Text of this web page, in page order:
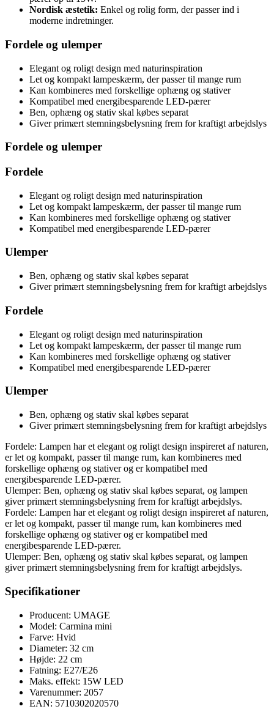
Nordisk æstetik: Enkel og rolig form, der passer ind i
moderne indretninger.
Fordele og ulemper
Elegant og roligt design med naturinspiration
Let og kompakt lampeskærm, der passer til mange rum
Kan kombineres med forskellige ophæng og stativer
Kompatibel med energibesparende LED-pærer
Ben, ophæng og stativ skal købes separat
Giver primært stemningsbelysning frem for kraftigt arbejdslys
Fordele og ulemper
Fordele
Elegant og roligt design med naturinspiration
Let og kompakt lampeskærm, der passer til mange rum
Kan kombineres med forskellige ophæng og stativer
Kompatibel med energibesparende LED-pærer
Ulemper
Ben, ophæng og stativ skal købes separat
Giver primært stemningsbelysning frem for kraftigt arbejdslys
Fordele
Elegant og roligt design med naturinspiration
Let og kompakt lampeskærm, der passer til mange rum
Kan kombineres med forskellige ophæng og stativer
Kompatibel med energibesparende LED-pærer
Ulemper
Ben, ophæng og stativ skal købes separat
Giver primært stemningsbelysning frem for kraftigt arbejdslys
Fordele: Lampen har et elegant og roligt design inspireret af naturen,
er let og kompakt, passer til mange rum, kan kombineres med
forskellige ophæng og stativer og er kompatibel med
energibesparende LED-pærer.
Ulemper: Ben, ophæng og stativ skal købes separat, og lampen
giver primært stemningsbelysning frem for kraftigt arbejdslys.
Fordele: Lampen har et elegant og roligt design inspireret af naturen,
er let og kompakt, passer til mange rum, kan kombineres med
forskellige ophæng og stativer og er kompatibel med
energibesparende LED-pærer.
Ulemper: Ben, ophæng og stativ skal købes separat, og lampen
giver primært stemningsbelysning frem for kraftigt arbejdslys.
Specifikationer
Producent: UMAGE
Model: Carmina mini
Farve: Hvid
Diameter: 32 cm
Højde: 22 cm
Fatning: E27/E26
Maks. effekt: 15W LED
Varenummer: 2057
EAN: 5710302020570